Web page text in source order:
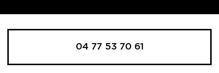
04 77 53 70 61